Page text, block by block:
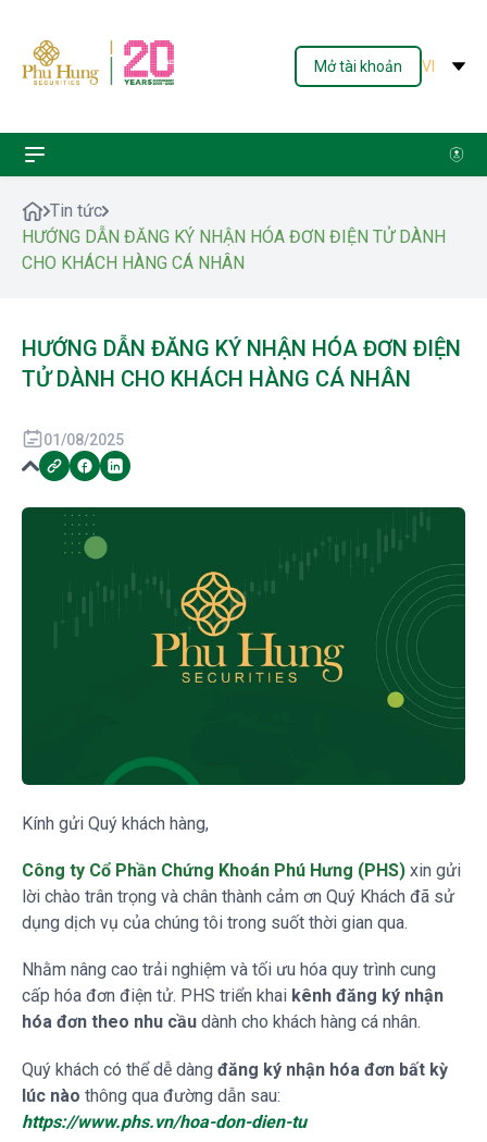
Mở tài khoản VI
Tin tức
HƯỚNG DẪN ĐĂNG KÝ NHẬN HÓA ĐƠN ĐIỆN TỬ DÀNH
CHO KHÁCH HÀNG CÁ NHÂN
HƯỚNG DẪN ĐĂNG KÝ NHẬN HÓA ĐƠN ĐIỆN
TỬ DÀNH CHO KHÁCH HÀNG CÁ NHÂN
01/08/2025
Kính gửi Quý khách hàng,
Công ty Cổ Phần Chứng Khoán Phú Hưng (PHS) xin gửi
lời chào trân trọng và chân thành cảm ơn Quý Khách đã sử
dụng dịch vụ của chúng tôi trong suốt thời gian qua.
Nhằm nâng cao trải nghiệm và tối ưu hóa quy trình cung
cấp hóa đơn điện tử. PHS triển khai kênh đăng ký nhận
hóa đơn theo nhu cầu dành cho khách hàng cá nhân.
Quý khách có thể dễ dàng đăng ký nhận hóa đơn bất kỳ
lúc nào thông qua đường dẫn sau:
https://www.phs.vn/hoa-don-dien-tu